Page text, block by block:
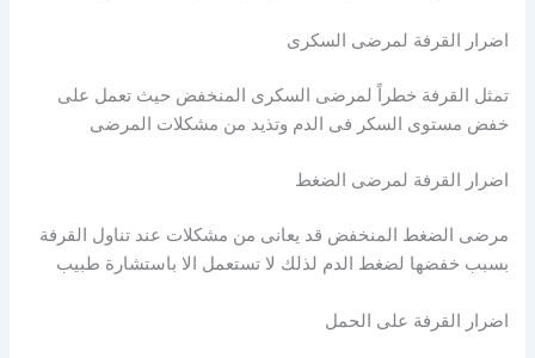
اضرار القرفة لمرضى السكرى
تمثل القرفة خطراً لمرضى السكرى المنخفض حيث تعمل على
خفض مستوى السكر فى الدم وتذيد من مشكلات المرضى
اضرار القرفة لمرضى الضغط
مرضى الضغط المنخفض قد يعانى من مشكلات عند تناول القرفة
بسبب خفضها لضغط الدم لذلك لا تستعمل الا باستشارة طبيب
اضرار القرفة على الحمل